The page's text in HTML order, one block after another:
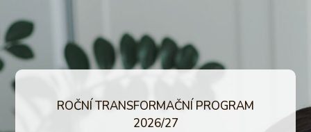
ROČNÍ TRANSFORMAČNÍ PROGRAM
2026/27